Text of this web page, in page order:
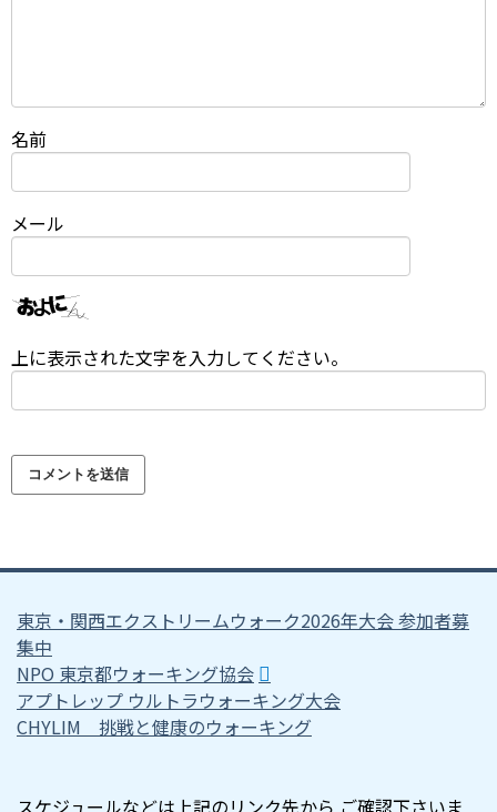
名前
メール
上に表示された文字を入力してください。
東京・関西エクストリームウォーク2026年大会 参加者募
集中
NPO 東京都ウォーキング協会
アプトレップ ウルトラウォーキング大会
CHYLIM 挑戦と健康のウォーキング
スケジュールなどは上記のリンク先から ご確認下さいま